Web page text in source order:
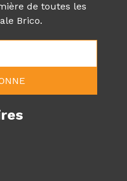
de toutes les
Brico.